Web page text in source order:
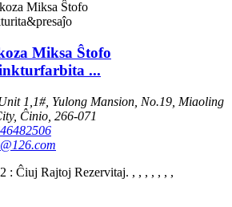
Miksa Ŝtofo
...
1,1#, Yulong Mansion, No.19, Miaoling
Ĉinio, 266-071
: Ĉiuj Rajtoj Rezervitaj. , , , , , , ,